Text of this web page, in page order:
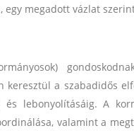
egy megadott vázlat
a szabadidős
lebonyolításáig. A
valamint a